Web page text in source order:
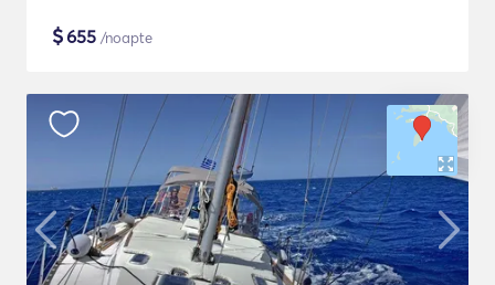
$655 /noapte